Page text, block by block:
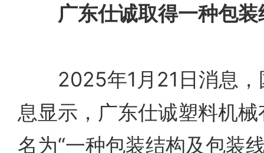
广东仕诚取得一种包
2025年1月21日消息，
息显示，广东仕诚塑料机
名为“一种包装结构及包装